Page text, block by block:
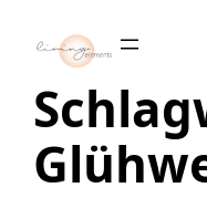
Inhalt
springen